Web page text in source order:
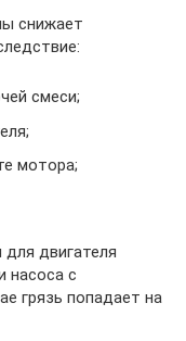
снижает
смеси;
мотора;
двигателя
насоса с
грязь попадает на